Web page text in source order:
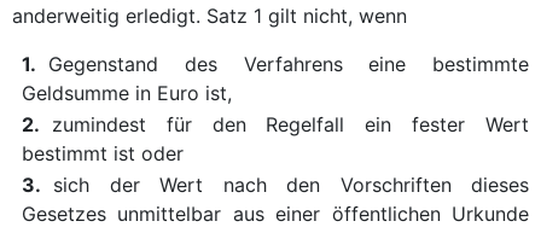
anderweitig erledigt. Satz 1 gilt nicht, wenn
1. Gegenstand des Verfahrens eine bestimmte
Geldsumme in Euro ist,
2. zumindest für den Regelfall ein fester Wert
bestimmt ist oder
3. sich der Wert nach den Vorschriften dieses
Gesetzes unmittelbar aus einer öffentlichen Urkunde